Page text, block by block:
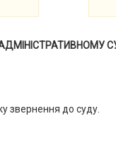
звернення до суду.